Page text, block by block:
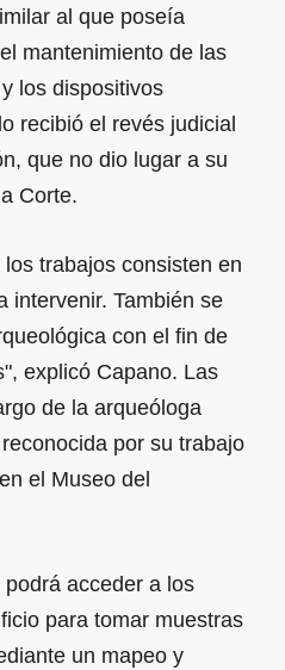
al que poseía
mantenimiento de las
los dispositivos
recibió el revés judicial
que no dio lugar a su
Corte.
trabajos consisten en
intervenir. También se
con el fin de
explicó Capano. Las
de la arqueóloga
por su trabajo
el Museo del
acceder a los
para tomar muestras
un mapeo y